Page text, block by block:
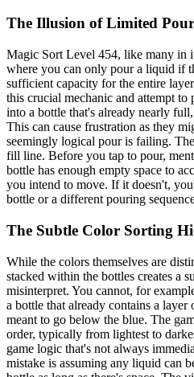
The Illusion of Limited
Magic Sort Level 454, like many in
where you can only pour a liquid if
sufficient capacity for the entire
this crucial mechanic and attempt
into a bottle that's already nearly
This can cause frustration as they
seemingly logical pour is failing.
fill line. Before you tap to pour,
bottle has enough empty space to
you intend to move. If it doesn't,
bottle or a different pouring
The Subtle Color Sorting
While the colors themselves are
stacked within the bottles creates a
misinterpret. You cannot, for
a bottle that already contains a
meant to go below the blue. The
order, typically from lightest to
game logic that's not always
mistake is assuming any liquid can